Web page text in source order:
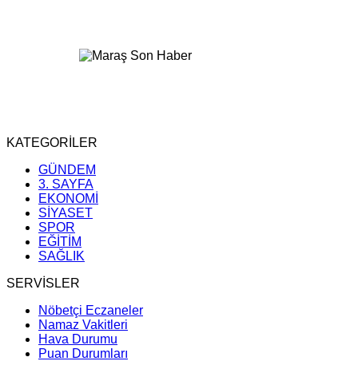
KATEGORİLER
GÜNDEM
3. SAYFA
EKONOMİ
SİYASET
SPOR
EĞİTİM
SAĞLIK
SERVİSLER
Nöbetçi Eczaneler
Namaz Vakitleri
Hava Durumu
Puan Durumları